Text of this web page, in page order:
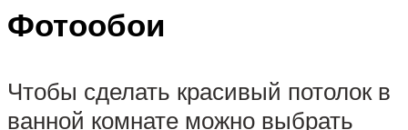
Фотообои
Чтобы сделать красивый потолок в
ванной комнате можно выбрать